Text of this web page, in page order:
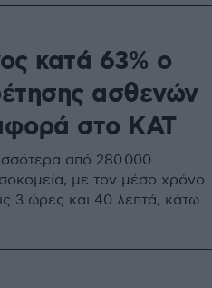
κατά 63% ο
ασθενών
στο ΚΑΤ
από 280.000
με τον μέσο χρόνο
3 ώρες και 40 λεπτά, κάτω